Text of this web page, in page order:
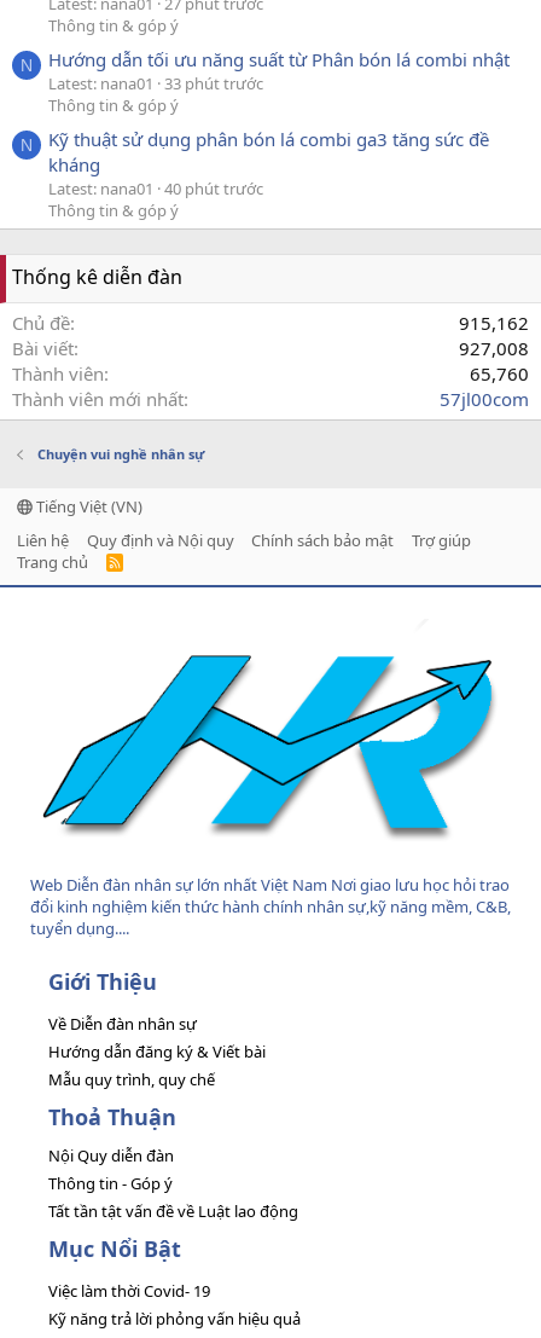
Thông tin & góp ý
N Hướng dẫn tối ưu năng suất từ Phân bón lá combi nhật
Latest: nana01
33 phút trước
Thông tin & góp ý
N
Kỹ thuật sử dụng phân bón lá combi ga3 tăng sức đề
kháng
Latest: nana01
40 phút trước
Thông tin & góp ý
Thống kê diễn đàn
Chủ đề
915,162
Bài viết
927,008
Thành viên
65,760
Thành viên mới nhất
57jl00com
Chuyện vui nghề nhân sự
Tiếng Việt (VN)
Liên hệ
Quy định và Nội quy Chính sách bảo mật
Trợ giúp
Trang chủ
R
Web Diễn đàn nhân sự lớn nhất Việt Nam Nơi giao lưu học hỏi trao
đổi kinh nghiệm kiến thức hành chính nhân sự,kỹ năng mềm, C&B,
tuyển dụng....
Giới Thiệu
Về Diễn đàn nhân sự
Hướng dẫn đăng ký & Viết bài
Mẫu quy trình, quy chế
Thoả Thuận
Nội Quy diễn đàn
Thông tin - Góp ý
Tất tần tật vấn đề về Luật lao động
Mục Nổi Bật
Việc làm thời Covid- 19
Kỹ năng trả lời phỏng vấn hiệu quả